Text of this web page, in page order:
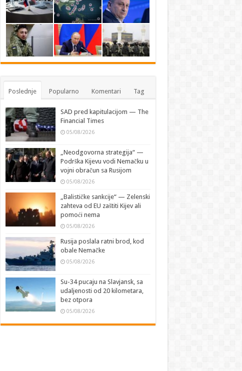
Poslednje Popularno Komentari Tag
SAD pred kapitulacijom — The
Financial Times
05/08/2026
„Neodgovorna strategija“ —
Podrška Kijevu vodi Nemačku u
vojni obračun sa Rusijom
05/08/2026
„Balističke sankcije“ — Zelenski
zahteva od EU zaštiti Kijev ali
pomoći nema
05/08/2026
Rusija poslala ratni brod, kod
obale Nemačke
05/08/2026
Su-34 pucaju na Slavjansk, sa
udaljenosti od 20 kilometara,
bez otpora
05/08/2026